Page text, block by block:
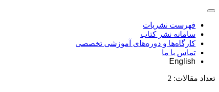
فهرست نشریات
سامانه نشر کتاب
کارگاه‌ها و دوره‌های آموزشی تخصصی
تماس با ما
English
تعداد مقالات: 2